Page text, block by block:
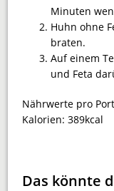
Minuten
Huhn ohne
braten.
Auf einem
und Feta
Nährwerte pro
Kalorien:389kcal
Das könnte